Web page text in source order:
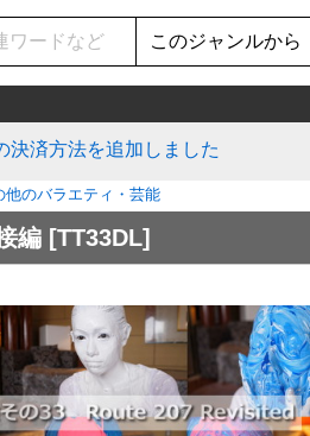
決済方法を追加しました
他のバラエティ・芸能
編 [TT33DL]